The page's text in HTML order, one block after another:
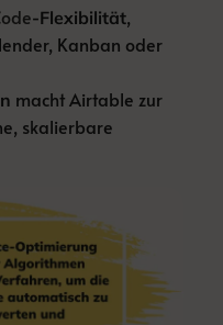
-Flexibilität,
Kanban oder
macht Airtable zur
skalierbare